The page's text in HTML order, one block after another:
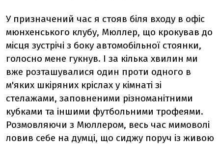
У призначений час я стояв біля входу в офіс
мюнхенського клубу, Мюллер, що крокував до
місця зустрічі з боку автомобільної стоянки,
голосно мене гукнув. І за кілька хвилин ми
вже розташувалися один проти одного в
м'яких шкіряних кріслах у кімнаті зі
стелажами, заповненими різноманітними
кубками та іншими футбольними трофеями.
Розмовляючи з Мюллером, весь час мимоволі
ловив себе на думці, що сиджу поруч із живою